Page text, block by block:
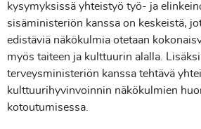
kysymyksissä yhteistyö työ- ja
sisäministeriön kanssa on keskeistä,
edistäviä näkökulmia otetaan
myös taiteen ja kulttuurin alalla.
terveysministeriön kanssa tehtävä
kulttuurihyvinvoinnin näkökulmien
kotoutumisessa.